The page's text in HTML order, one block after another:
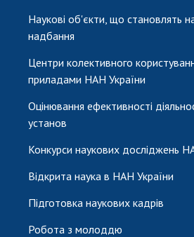
Наукові об'єкти, що становлять
надбання
Центри колективного
приладами НАН України
Оцінювання ефективності
установ
Конкурси наукових досліджень
Відкрита наука в НАН України
Підготовка наукових кадрів
Робота з молоддю